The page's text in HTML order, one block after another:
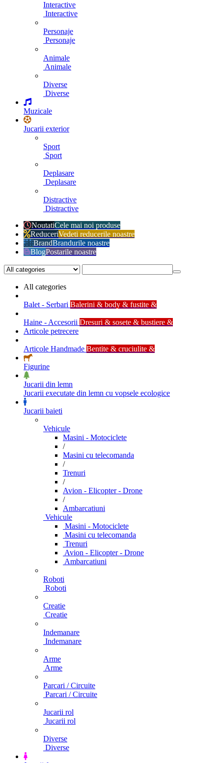
Interactive
Interactive
Personaje
Personaje
Animale
Animale
Diverse
Diverse
Muzicale
Jucarii exterior
Sport
Sport
Deplasare
Deplasare
Distractive
Distractive
NoutatiCele mai noi produse
ReduceriVedeti reducerile noastre
BrandBrandurile noastre
BlogPostarile noastre
All categories
Balet - Serbari Balerini & body & fustite &
Haine - Accesorii Dresuri & sosete & bustiere &
Articole petrecere
Articole Handmade Bentite & cruciulite &
Figurine
Jucarii din lemn
Jucarii executate din lemn cu vopsele ecologice
Jucarii baieti
Vehicule
Masini - Motociclete
/
Masini cu telecomanda
/
Trenuri
/
Avion - Elicopter - Drone
/
Ambarcatiuni
Vehicule
Masini - Motociclete
Masini cu telecomanda
Trenuri
Avion - Elicopter - Drone
Ambarcatiuni
Roboti
Roboti
Creatie
Creatie
Indemanare
Indemanare
Arme
Arme
Parcari / Circuite
Parcari / Circuite
Jucarii rol
Jucarii rol
Diverse
Diverse